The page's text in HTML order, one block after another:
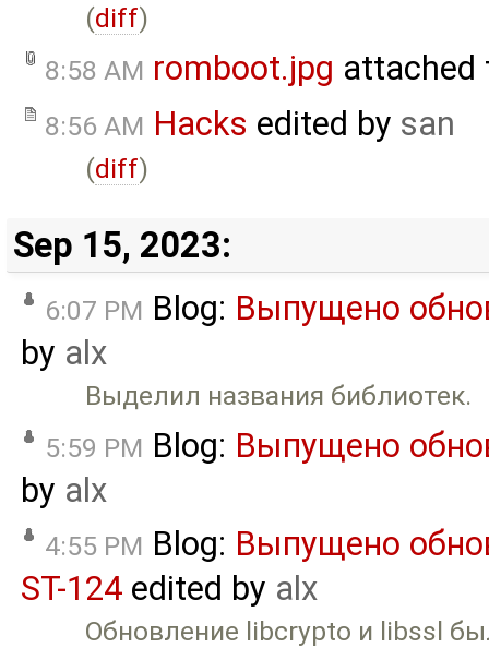
(diff)
8:58 AM romboot.jpg
8:56 AM Hacks edited by san
(diff)
Sep 15, 2023:
6:07 PM Blog: Выпущено
by alx
Выделил названия библиотек.
5:59 PM Blog: Выпущено
by alx
4:55 PM Blog: Выпущено
ST-124edited by alx
Обновление libcrypto и libssl